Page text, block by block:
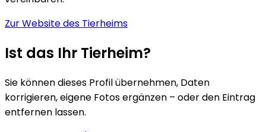
Zur Website des Tierheims
Ist das Ihr Tierheim?
Sie können dieses Profil übernehmen, Daten
korrigieren, eigene Fotos ergänzen – oder den Eintrag
entfernen lassen.